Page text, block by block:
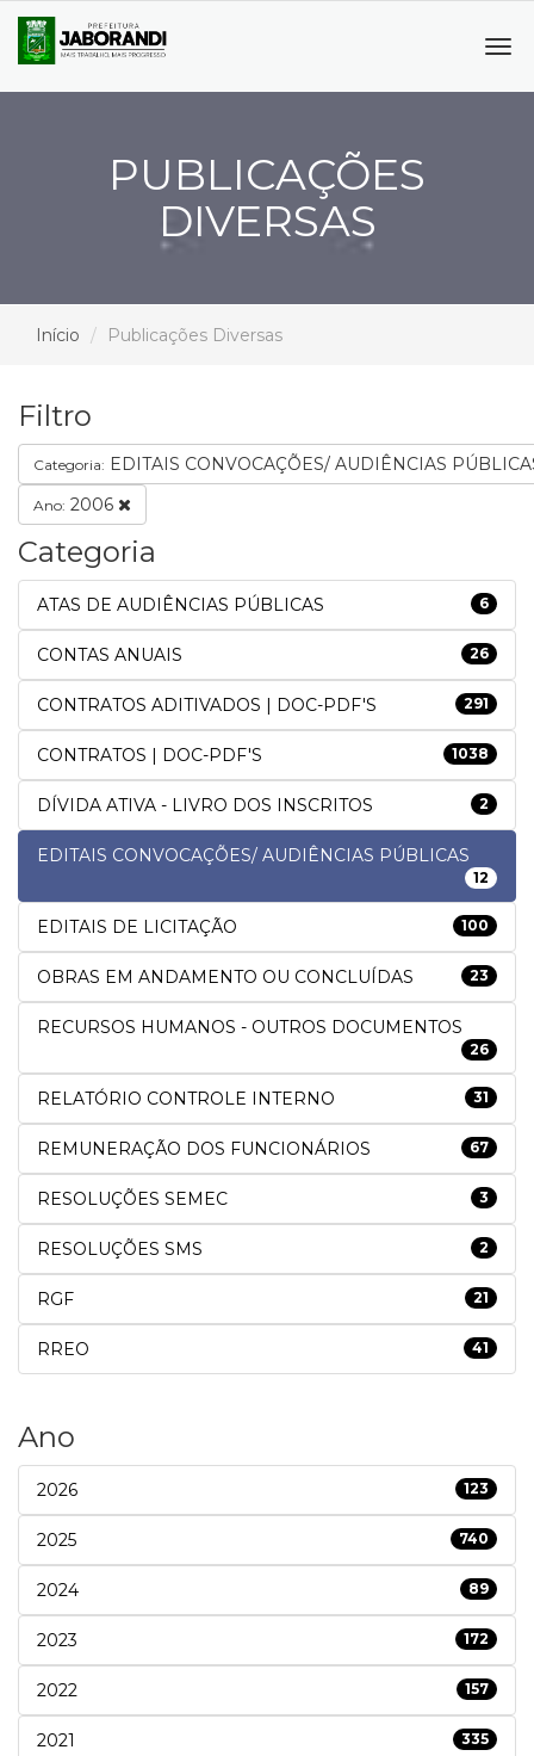
PUBLICAÇÕES
DIVERSAS
Início Publicações Diversas
Filtro
Categoria: EDITAIS CONVOCAÇÕES/ AUDIÊNCIAS
Ano: 2006
Categoria
ATAS DE AUDIÊNCIAS PÚBLICAS 6
CONTAS ANUAIS 26
CONTRATOS ADITIVADOS | DOC-PDF'S 291
CONTRATOS | DOC-PDF'S 1038
DÍVIDA ATIVA - LIVRO DOS INSCRITOS 2
EDITAIS CONVOCAÇÕES/ AUDIÊNCIAS PÚBLICAS
12
EDITAIS DE LICITAÇÃO 100
OBRAS EM ANDAMENTO OU CONCLUÍDAS 23
RECURSOS HUMANOS - OUTROS DOCUMENTOS
26
RELATÓRIO CONTROLE INTERNO 31
REMUNERAÇÃO DOS FUNCIONÁRIOS 67
RESOLUÇÕES SEMEC 3
RESOLUÇÕES SMS 2
RGF 21
RREO 41
Ano
2026 123
2025 740
2024 89
2023 172
2022 157
2021 335